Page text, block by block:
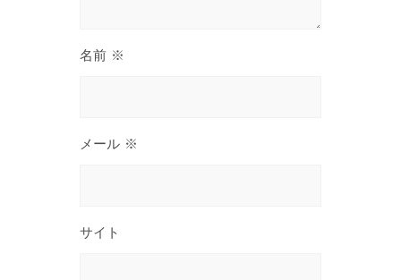
名前 ※
メール ※
サイト